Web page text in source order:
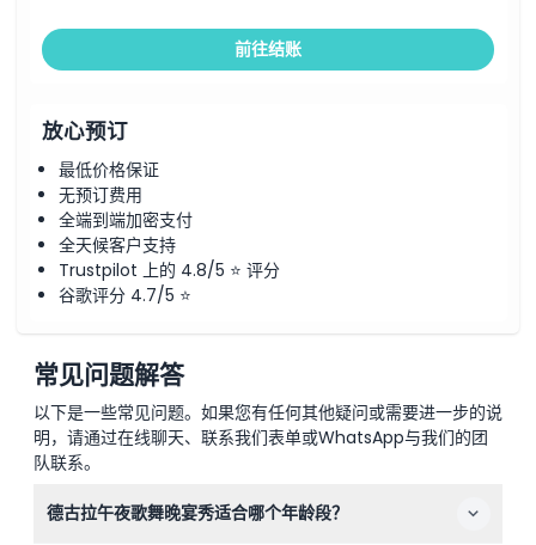
前往结账
放心预订
最低价格保证
无预订费用
全端到端加密支付
全天候客户支持
Trustpilot 上的 4.8/5 ⭐ 评分
谷歌评分 4.7/5 ⭐
常见问题解答
以下是一些常见问题。如果您有任何其他疑问或需要进一步的说
明，请通过在线聊天、联系我们表单或WhatsApp与我们的团
队联系。
德古拉午夜歌舞晚宴秀适合哪个年龄段？